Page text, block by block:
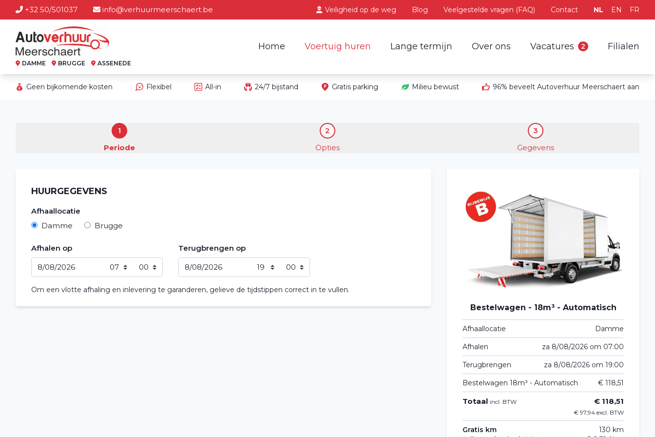
+32 50/501037 info@verhuurmeerschaert.be Veiligheid op de weg Blog Veelgestelde vragen (FAQ) Contact NL EN FR
DAMME BRUGGE ASSENEDE
Home Voertuig huren Lange termijn Over ons Vacatures 2 Filialen
Home
Geen bijkomende kosten Flexibel All-in 24/7 bijstand Gratis parking Milieu bewust 96% beveelt Autoverhuur Meerschaert aan
1
Periode
2
Opties
3
Gegevens
HUURGEGEVENS
Afhaallocatie
Damme
Brugge
Afhalen op Terugbrengen op
Om een vlotte afhaling en inlevering te garanderen, gelieve de tijdstippen correct in te vullen.
Bestelwagen - 18m³ - Automatisch
Afhaallocatie Damme
Afhalen za 8/08/2026 om 07:00
Terugbrengen za 8/08/2026 om 19:00
Bestelwagen 18m³ - Automatisch € 118,51
Totaal incl. BTW € 118,51
€ 97,94 excl. BTW
Gratis km
130 km